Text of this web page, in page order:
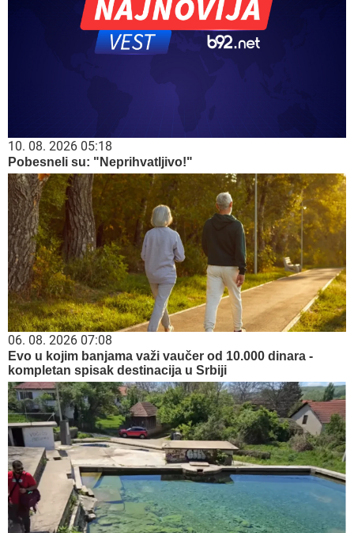
10. 08. 2026 05:18
Pobesneli su: "Neprihvatljivo!"
06. 08. 2026 07:08
Evo u kojim banjama važi vaučer od 10.000 dinara -
kompletan spisak destinacija u Srbiji